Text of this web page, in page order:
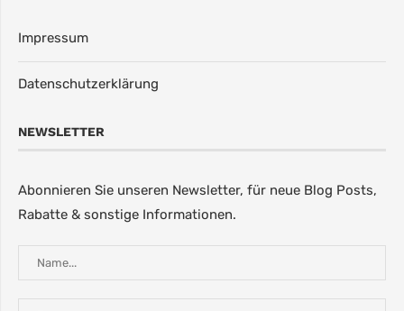
Impressum
Datenschutzerklärung
NEWSLETTER
Abonnieren Sie unseren Newsletter, für neue Blog Posts,
Rabatte & sonstige Informationen.